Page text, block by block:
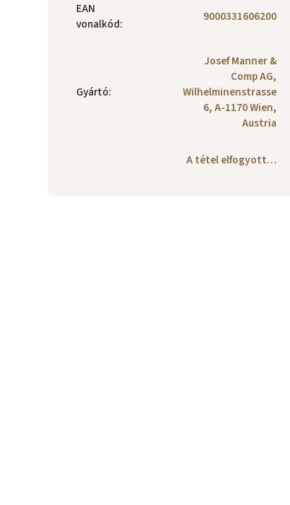
EAN
vonalkód: 9000331606200
Gyártó:
Josef Manner &
Comp AG,
Wilhelminenstrasse
6, A-1170 Wien,
Austria
A tétel elfogyott…